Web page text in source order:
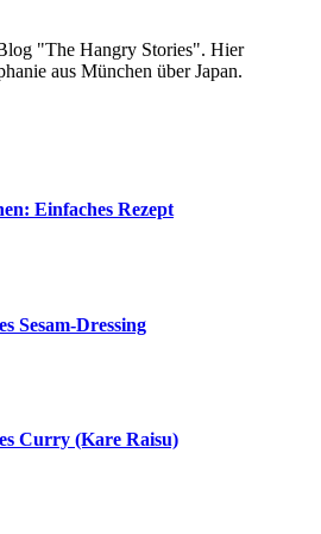
"The Hangry Stories". Hier
aus München über Japan.
Einfaches Rezept
Sesam-Dressing
Curry (Kare Raisu)